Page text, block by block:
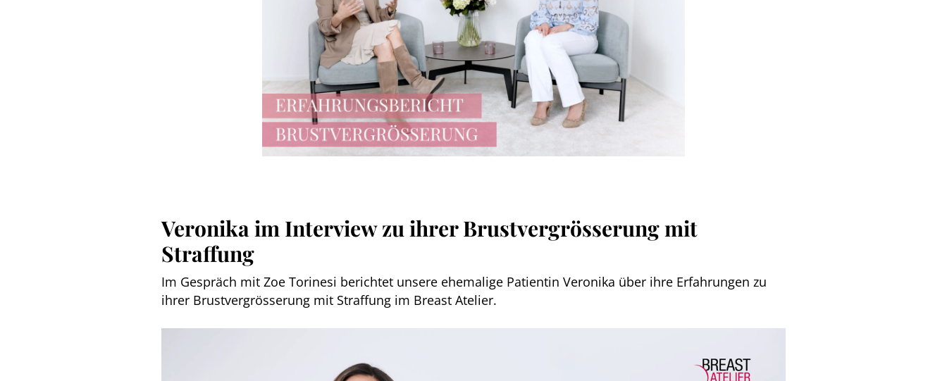
Veronika im Interview zu ihrer Brustvergrösserung mit
Straffung
Im Gespräch mit Zoe Torinesi berichtet unsere ehemalige Patientin Veronika über ihre Erfahrungen zu
ihrer Brustvergrösserung mit Straffung im Breast Atelier.